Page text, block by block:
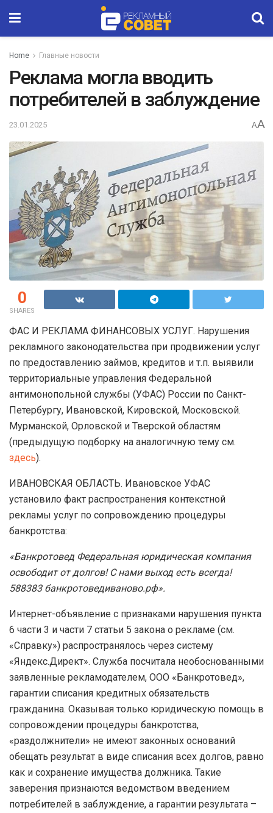
Home Главные новости
Реклама могла вводить
потребителей в заблуждение
23.01.2025 AA
0
SHARES
ФАС И РЕКЛАМА ФИНАНСОВЫХ УСЛУГ. Нарушения
рекламного законодательства при продвижении услуг
по предоставлению займов, кредитов и т.п. выявили
территориальные управления Федеральной
антимонопольной службы (УФАС) России по Санкт-
Петербургу, Ивановской, Кировской, Московской.
Мурманской, Орловской и Тверской областям
(предыдущую подборку на аналогичную тему см.
здесь).
ИВАНОВСКАЯ ОБЛАСТЬ. Ивановское УФАС
установило факт распространения контекстной
рекламы услуг по сопровождению процедуры
банкротства:
«Банкротовед Федеральная юридическая компания
освободит от долгов! С нами выход есть всегда!
588383 банкротоведиваново.рф».
Интернет-объявление с признаками нарушения пункта
6 части 3 и части 7 статьи 5 закона о рекламе (см.
«Справку») распространялось через систему
«Яндекс.Директ». Служба посчитала необоснованными
заявленные рекламодателем, ООО «Банкротовед»,
гарантии списания кредитных обязательств
гражданина. Оказывая только юридическую помощь в
сопровождении процедуры банкротства,
«раздолжнители» не имеют законных оснований
обещать результат в виде списания всех долгов, равно
как и сохранение имущества должника. Такие
заверения признаются ведомством введением
потребителей в заблуждение, а гарантии результата –